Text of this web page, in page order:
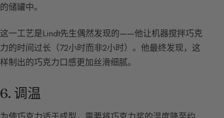
的储罐中。
这一工艺是Lindt先生偶然发现的——他让机器搅拌巧克
力的时间过长（72小时而非2小时）。他最终发现，这
样制出的巧克力口感更加丝滑细腻。
6. 调温